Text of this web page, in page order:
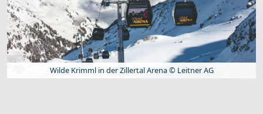
Wilde Krimml in der Zillertal Arena © Leitner AG